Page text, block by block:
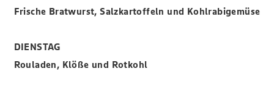
Frische Bratwurst, Salzkartoffeln und Kohlrabigemüse
DIENSTAG
Rouladen, Klöße und Rotkohl